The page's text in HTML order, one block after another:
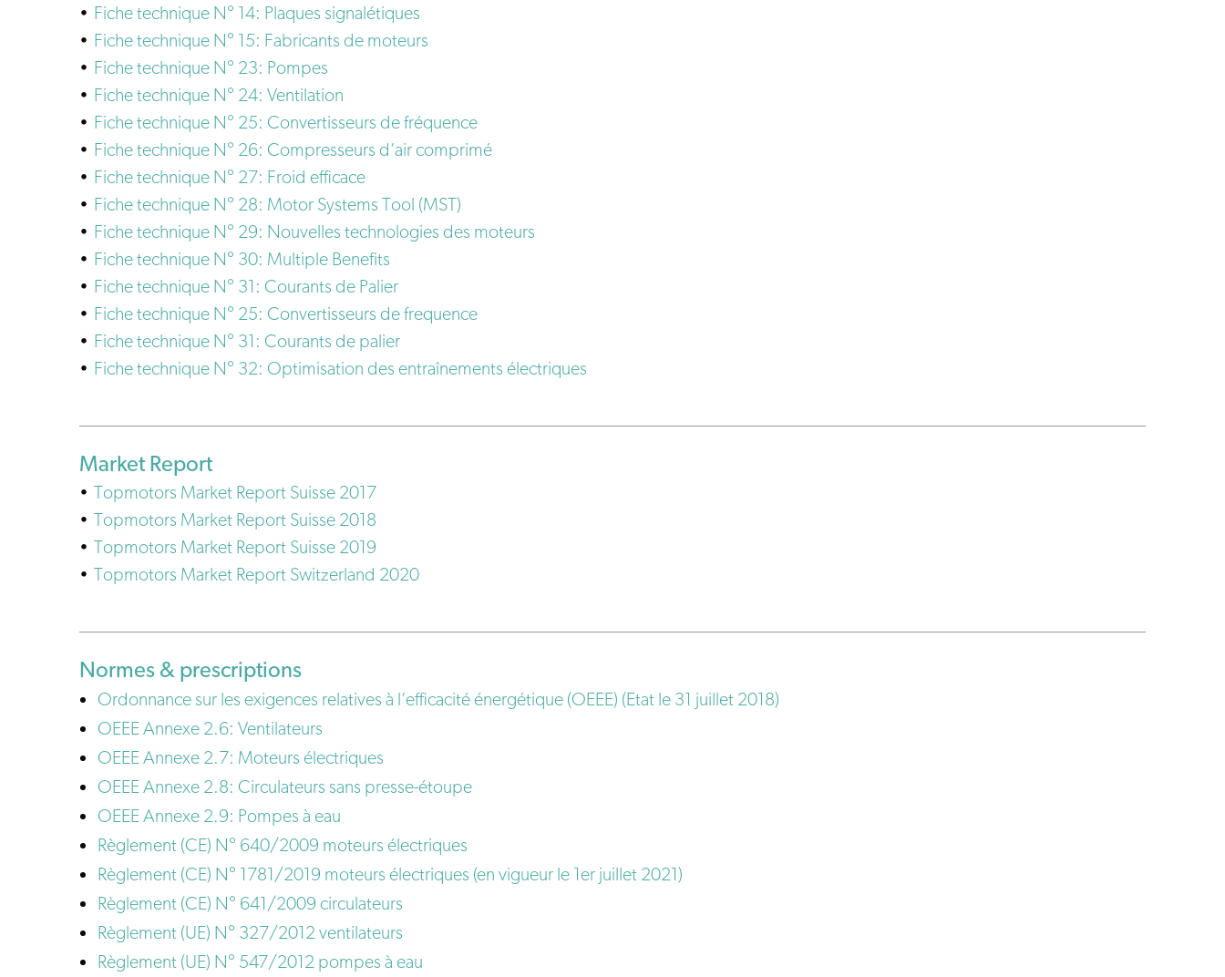
Fiche technique N° 14: Plaques signalétiques
Fiche technique N° 15: Fabricants de moteurs
Fiche technique N° 23: Pompes
Fiche technique N° 24: Ventilation
Fiche technique N° 25: Convertisseurs de fréquence
Fiche technique N° 26: Compresseurs d’air comprimé
Fiche technique N° 27: Froid efficace
Fiche technique N° 28: Motor Systems Tool (MST)
Fiche technique N° 29: Nouvelles technologies des moteurs
Fiche technique N° 30: Multiple Benefits
Fiche technique N° 31: Courants de Palier
Fiche technique N° 25: Convertisseurs de frequence
Fiche technique N° 31: Courants de palier
Fiche technique N° 32: Optimisation des entraînements électriques
Market Report
Topmotors Market Report Suisse 2017
Topmotors Market Report Suisse 2018
Topmotors Market Report Suisse 2019
Topmotors Market Report Switzerland 2020
Normes & prescriptions
Ordonnance sur les exigences relatives à l’efficacité énergétique (OEEE) (Etat le 31 juillet 2018)
OEEE Annexe 2.6: Ventilateurs
OEEE Annexe 2.7: Moteurs électriques
OEEE Annexe 2.8: Circulateurs sans presse-étoupe
OEEE Annexe 2.9: Pompes à eau
Règlement (CE) N° 640/2009 moteurs électriques
Règlement (CE) N° 1781/2019 moteurs électriques (en vigueur le 1er juillet 2021)
Règlement (CE) N° 641/2009 circulateurs
Règlement (UE) N° 327/2012 ventilateurs
Règlement (UE) N° 547/2012 pompes à eau